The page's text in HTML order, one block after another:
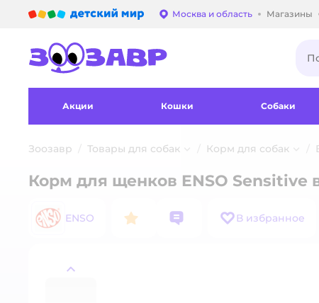
Выбор адреса
Москва и область Магазины
Акции Кошки Собаки
Зоозавр Товары для собак Корм для собак
назад
Корм для щенков ENSO Sensitive
ENSO В избранное